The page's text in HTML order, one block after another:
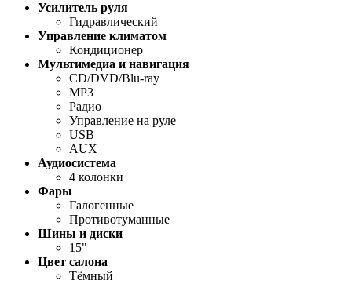
Усилитель руля
Гидравлический
Управление климатом
Кондиционер
Мультимедиа и навигация
CD/DVD/Blu-ray
MP3
Радио
Управление на руле
USB
AUX
Аудиосистема
4 колонки
Фары
Галогенные
Противотуманные
Шины и диски
15"
Цвет салона
Тёмный